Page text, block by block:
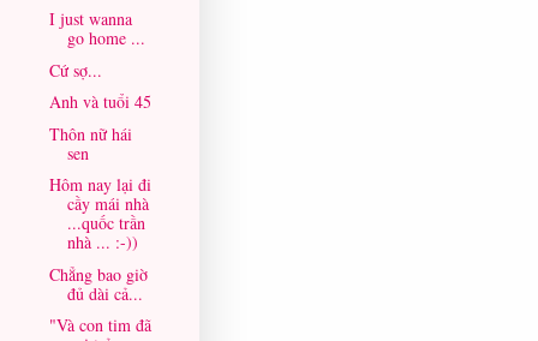
I just wanna
go home ...
Cứ sợ...
Anh và tuổi 45
Thôn nữ hái
sen
Hôm nay lại đi
cầy mái nhà
...quốc trần
nhà ... :-))
Chẳng bao giờ
đủ dài cả...
"Và con tim đã